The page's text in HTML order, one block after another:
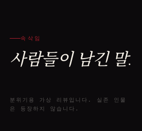
속삭임
사람들이 남긴 말.
분위기용 가상 리뷰입니다. 실존 인물
은 등장하지 않습니다.